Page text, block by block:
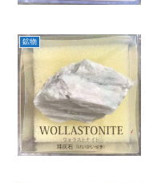
鉱物